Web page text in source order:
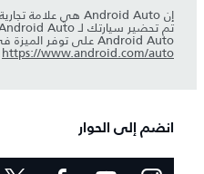
إن Android Auto هي علامة تجارية لشركة Google LLC.
Android Auto على توفر الميزة في بلدك، يُرجى الاطلاع على
https://www.android.com/auto
انضم إلى الحوار